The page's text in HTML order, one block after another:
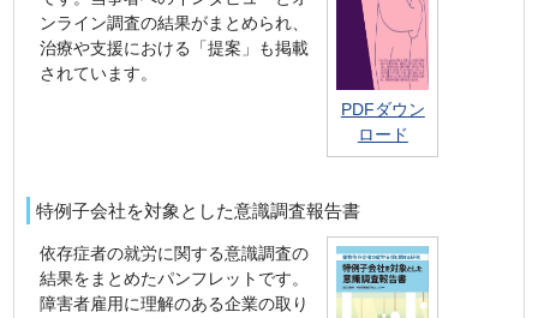
ンライン調査の結果がまとめられ、
治療や支援における「提案」も掲載
されています。
PDFダウン
ロード
特例子会社を対象とした意識調査報告書
依存症者の就労に関する意識調査の
結果をまとめたパンフレットです。
障害者雇用に理解のある企業の取り